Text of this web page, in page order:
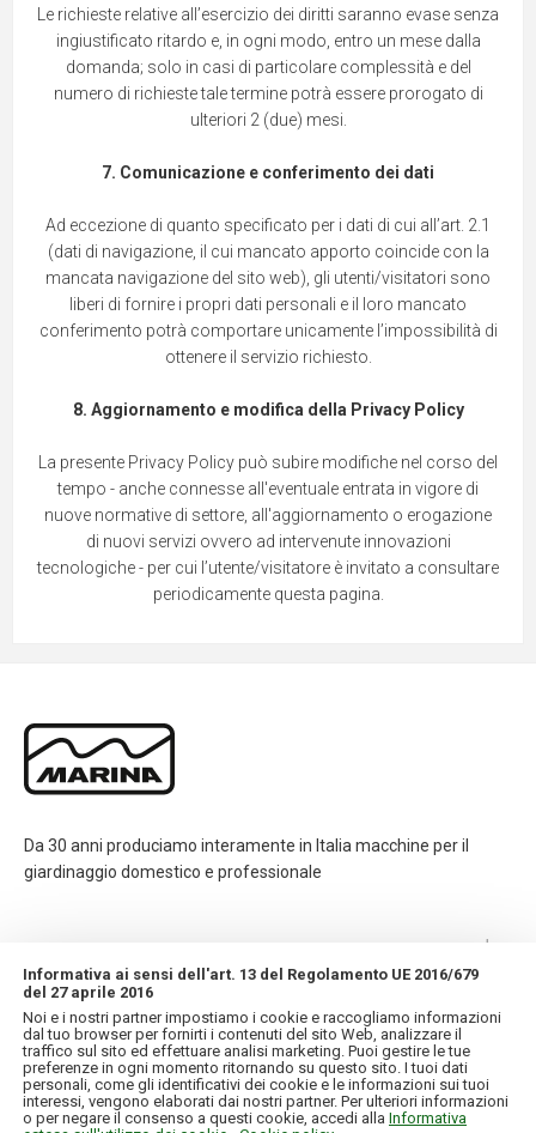
Le richieste relative all’esercizio dei diritti saranno evase senza
ingiustificato ritardo e, in ogni modo, entro un mese dalla
domanda; solo in casi di particolare complessità e del
numero di richieste tale termine potrà essere prorogato di
ulteriori 2 (due) mesi.
7. Comunicazione e conferimento dei dati
Ad eccezione di quanto specificato per i dati di cui all’art. 2.1
(dati di navigazione, il cui mancato apporto coincide con la
mancata navigazione del sito web), gli utenti/visitatori sono
liberi di fornire i propri dati personali e il loro mancato
conferimento potrà comportare unicamente l’impossibilità di
ottenere il servizio richiesto.
8. Aggiornamento e modifica della Privacy Policy
La presente Privacy Policy può subire modifiche nel corso del
tempo - anche connesse all'eventuale entrata in vigore di
nuove normative di settore, all'aggiornamento o erogazione
di nuovi servizi ovvero ad intervenute innovazioni
tecnologiche - per cui l’utente/visitatore è invitato a consultare
periodicamente questa pagina.
Da 30 anni produciamo interamente in Italia macchine per il
giardinaggio domestico e professionale
INFORMAZIONI
IL MIO ACCOUNT
Informativa ai sensi dell'art. 13 del Regolamento UE 2016/679
del 27 aprile 2016
Noi e i nostri partner impostiamo i cookie e raccogliamo informazioni
dal tuo browser per fornirti i contenuti del sito Web, analizzare il
traffico sul sito ed effettuare analisi marketing. Puoi gestire le tue
preferenze in ogni momento ritornando su questo sito. I tuoi dati
personali, come gli identificativi dei cookie e le informazioni sui tuoi
interessi, vengono elaborati dai nostri partner. Per ulteriori informazioni
o per negare il consenso a questi cookie, accedi alla Informativa